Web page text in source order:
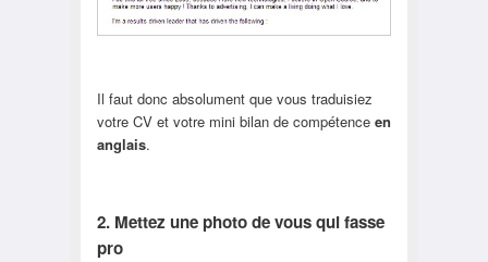
Il faut donc absolument que vous traduisiez
votre CV et votre mini bilan de compétence en
anglais.
2. Mettez une photo de vous qui fasse
pro